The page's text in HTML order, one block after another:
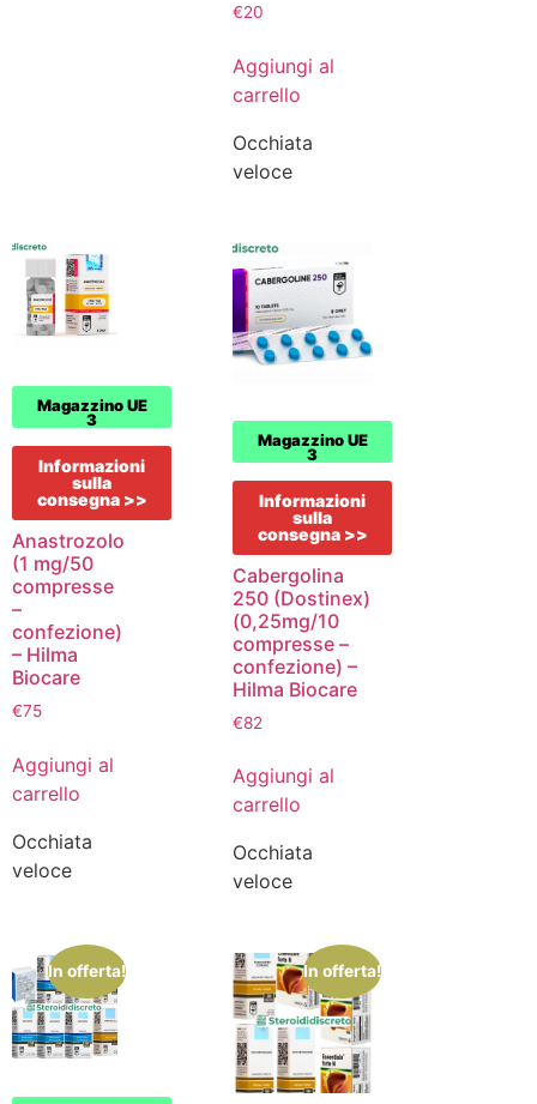
€20
Aggiungi al
carrello
Occhiata
veloce
Magazzino UE
3
Informazioni
sulla
consegna >>
Anastrozolo
(1 mg/50
compresse
–
confezione)
– Hilma
Biocare
€75
Aggiungi al
carrello
Occhiata
veloce
Magazzino UE
3
Informazioni
sulla
consegna >>
Cabergolina
250 (Dostinex)
(0,25mg/10
compresse –
confezione) –
Hilma Biocare
€82
Aggiungi al
carrello
Occhiata
veloce
In offerta! In offerta!